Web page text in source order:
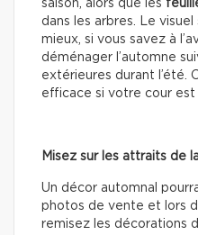
saison, alors que les
dans les arbres. Le
mieux, si vous savez à
déménager l’automne
extérieures durant l’été.
efficace si votre cour est
Misez sur les attraits de
Un décor automnal
photos de vente et lors
remisez les décorations